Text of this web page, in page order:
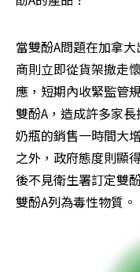
當雙酚A問題在加拿
商則立即從貨架撤走
應，短期內收緊監管
雙酚A，造成許多家
奶瓶的銷售一時間大
之外，政府態度則顯
後不見衛生署訂定雙
雙酚A列為毒性物質。